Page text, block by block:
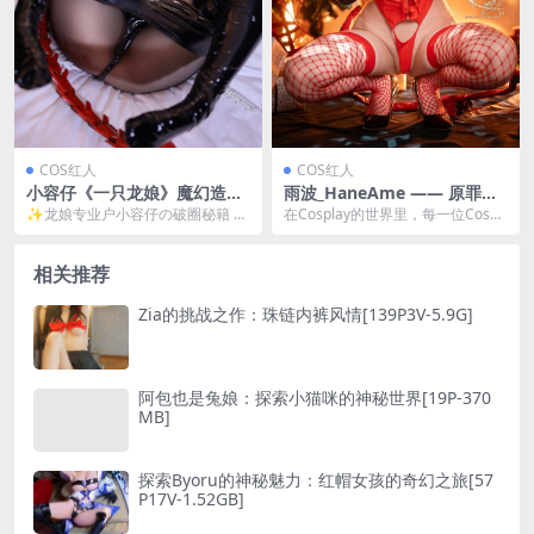
COS红人
小容仔《一只龙娘》魔幻造型
全解析：龙角鳞片细节大揭秘
✨龙娘专业户小容仔の破圈秘籍 说
COS红人
雨波_HaneAme —— 原罪修
女圣诞特别版Cosplay[29P-1
在Cosplay的世界里，每一位Coser
相关推荐
Zia的挑战之作：珠链内裤风情[139P3V-5.9G]
阿包也是兔娘：探索小猫咪的神秘世界[19P-370
MB]
探索Byoru的神秘魅力：红帽女孩的奇幻之旅[57
P17V-1.52GB]